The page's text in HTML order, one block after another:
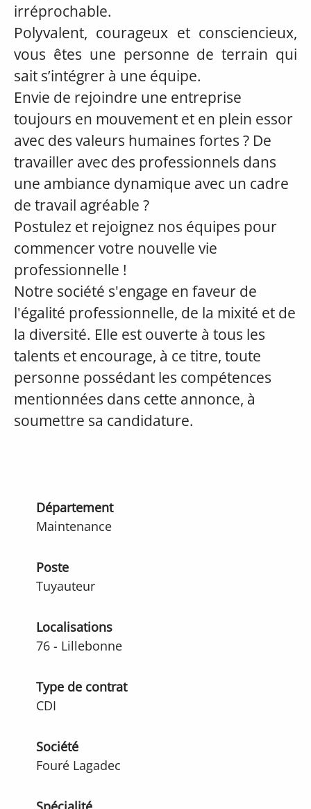
irréprochable.
Polyvalent, courageux et consciencieux,
vous êtes une personne de terrain qui
sait s’intégrer à une équipe.
Envie de rejoindre une entreprise
toujours en mouvement et en plein essor
avec des valeurs humaines fortes ? De
travailler avec des professionnels dans
une ambiance dynamique avec un cadre
de travail agréable ?
Postulez et rejoignez nos équipes pour
commencer votre nouvelle vie
professionnelle !
Notre société s'engage en faveur de
l'égalité professionnelle, de la mixité et de
la diversité. Elle est ouverte à tous les
talents et encourage, à ce titre, toute
personne possédant les compétences
mentionnées dans cette annonce, à
soumettre sa candidature.
Département
Maintenance
Poste
Tuyauteur
Localisations
76 - Lillebonne
Type de contrat
CDI
Société
Fouré Lagadec